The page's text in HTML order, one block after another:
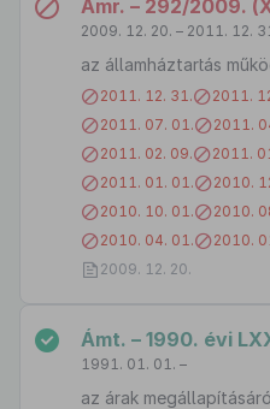
Ámr. – 292/2009.
2009. 12. 20. – 2011. 12.
az államháztartás
2011. 12. 31. 2011.
2011. 07. 01.
2011.
2011. 02. 09.
2011.
2011. 01. 01.
2010.
2010. 10. 01.
2010.
2010. 04. 01.
2010.
2009. 12. 20.
Ámt. – 1990. évi
1991. 01. 01. –
az árak